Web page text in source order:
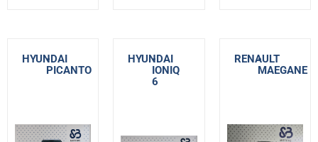
HYUNDAI
-
PICANTO
HYUNDAI
-
IONIQ
6
RENAULT
-
MAEGANE